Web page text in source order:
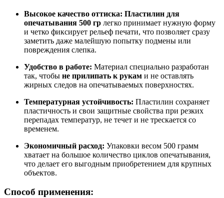
Высокое качество оттиска: Пластилин для
опечатывания 500 гр легко принимает нужную форму
и четко фиксирует рельеф печати, что позволяет сразу
заметить даже малейшую попытку подмены или
повреждения слепка.
Удобство в работе: Материал специально разработан
так, чтобы не прилипать к рукам и не оставлять
жирных следов на опечатываемых поверхностях.
Температурная устойчивость: Пластилин сохраняет
пластичность и свои защитные свойства при резких
перепадах температур, не течет и не трескается со
временем.
Экономичный расход: Упаковки весом 500 грамм
хватает на большое количество циклов опечатывания,
что делает его выгодным приобретением для крупных
объектов.
Способ применения: